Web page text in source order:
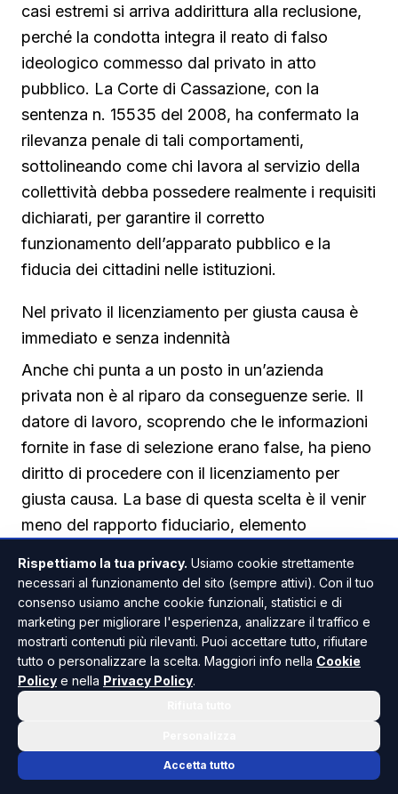
casi estremi si arriva addirittura alla reclusione,
perché la condotta integra il reato di falso
ideologico commesso dal privato in atto
pubblico. La Corte di Cassazione, con la
sentenza n. 15535 del 2008, ha confermato la
rilevanza penale di tali comportamenti,
sottolineando come chi lavora al servizio della
collettività debba possedere realmente i requisiti
dichiarati, per garantire il corretto
funzionamento dell’apparato pubblico e la
fiducia dei cittadini nelle istituzioni.
Nel privato il licenziamento per giusta causa è
immediato e senza indennità
Anche chi punta a un posto in un’azienda
privata non è al riparo da conseguenze serie. Il
datore di lavoro, scoprendo che le informazioni
fornite in fase di selezione erano false, ha pieno
diritto di procedere con il licenziamento per
giusta causa. La base di questa scelta è il venir
meno del rapporto fiduciario, elemento
un dipendente mente su un titolo di studio, una
certificazione linguistica o un’esperienza
professionale mai avuta, il legame di fiducia si
spezza in modo irreparabile. Il licenziamento per
giusta causa è immediato, non prevede
del danno se la menzogna ha provocato un
pregiudizio economico concreto all’impresa,
Rispettiamo la tua privacy. Usiamo cookie strettamente
necessari al funzionamento del sito (sempre attivi). Con il tuo
consenso usiamo anche cookie funzionali, statistici e di
marketing per migliorare l'esperienza, analizzare il traffico e
mostrarti contenuti più rilevanti. Puoi accettare tutto, rifiutare
tutto o personalizzare la scelta. Maggiori info nella Cookie
Policy e nella Privacy Policy.
Accetta tutto